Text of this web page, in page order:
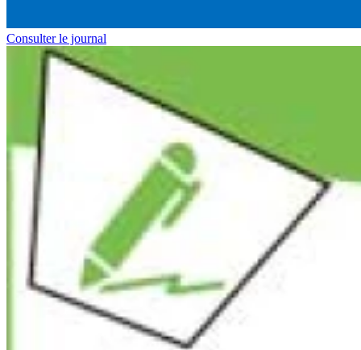
Consulter le journal